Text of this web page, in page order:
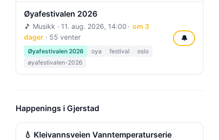
Øyafestivalen 2026
🎵 Musikk · 11. aug. 2026, 14:00
om 3
dager · 55 venter
Øyafestivalen 2026 oya festival
oslo
øyafestivalen-2026
🔔
Happenings i Gjerstad
💧 Kleivannsveien Vanntemperaturserie